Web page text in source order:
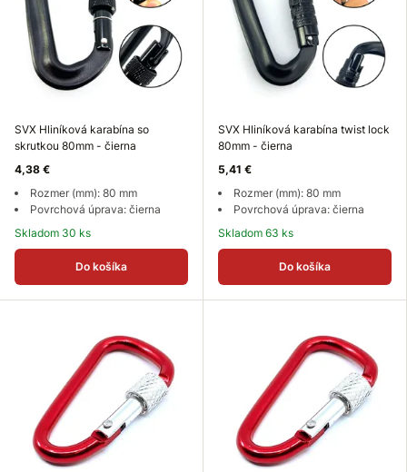
SVX Hliníková karabína so
skrutkou 80mm - čierna
4,38 €
Rozmer (mm): 80 mm
Povrchová úprava: čierna
Skladom 30 ks
Do košíka
SVX Hliníková karabína twist lock
80mm - čierna
5,41 €
Rozmer (mm): 80 mm
Povrchová úprava: čierna
Skladom 63 ks
Do košíka